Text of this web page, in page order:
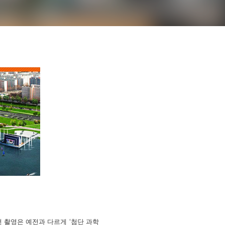
영은 예전과 다르게 ‘첨단 과학